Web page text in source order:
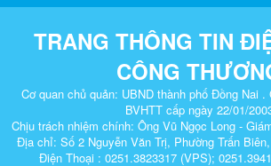
TRANG THÔNG TIN
CÔNG
Cơ quan chủ quản: UBND thành phố Đồng Nai .
BVHTT cấp ngày 22/01/
Chịu trách nhiệm chính: Ông Vũ Ngọc Long -
Địa chỉ: Số 2 Nguyễn Văn Trị, Phường Trấn
Điện Thoại : 0251.3823317 (VPS);